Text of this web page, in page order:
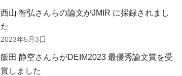
西山 智弘さんらの論文がJMIR に採録されまし
た
2023年5月3日
飯田 静空さんらがDEIM2023 最優秀論文賞を受
賞しました